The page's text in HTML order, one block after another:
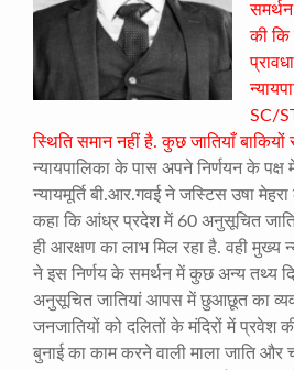
की कि
SC/
स्थिति समान नहीं है. कुछ जातियाँ बाकियों
न्यायपालिका के पास अपने निर्णयन के
न्यायमूर्ति बी.आर.गवई ने जस्टिस उषा
कहा कि आंध्र प्रदेश में 60 अनुसूचित
ही आरक्षण का लाभ मिल रहा है. वही मुख्य
ने इस निर्णय के समर्थन में कुछ अन्य तथ्य
अनुसूचित जातियां आपस में छुआछूत का
जनजातियों को दलितों के मंदिरों में प्रवेश
बुनाई का काम करने वाली माला जाति